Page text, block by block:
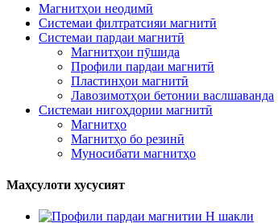
Магнитҳои неодимӣ
Системаи филтратсияи магнитӣ
Системаи пардаи магнитӣ
Магнитҳои пӯшида
Профили пардаи магнитӣ
Пластинҳои магнитӣ
Лавозимотҳои бетонии васлшаванда
Системаи нигоҳдории магнитӣ
Магнитҳо
Магнитҳо бо резинӣ
Муносибати магнитҳо
Маҳсулоти хусусият